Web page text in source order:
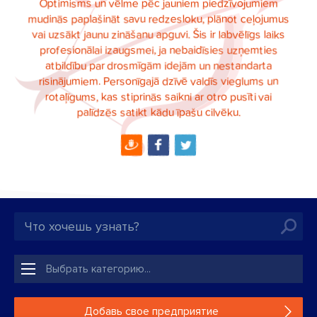
Optimisms un vēlme pēc jauniem piedzīvojumiem
mudinās paplašināt savu redzesloku, plānot ceļojumus
vai uzsākt jaunu zināšanu apguvi. Šis ir labvēlīgs laiks
profesionālai izaugsmei, ja nebaidīsies uzņemties
atbildību par drosmīgām idejām un nestandarta
risinājumiem. Personīgajā dzīvē valdīs vieglums un
rotaļīgums, kas stiprinās saikni ar otro pusīti vai
palīdzēs satikt kādu īpašu cilvēku.
Добавь свое предприятие